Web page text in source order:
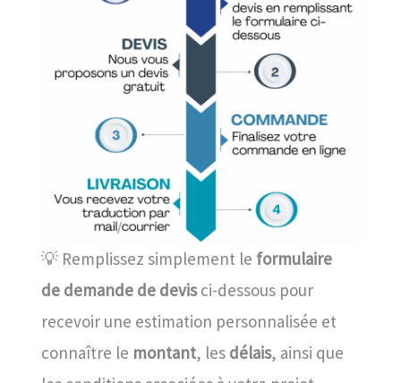
💡 Remplissez simplement le formulaire
de demande de devisci-dessous pour
recevoir une estimation personnalisée et
connaître le montant, les délais, ainsi que